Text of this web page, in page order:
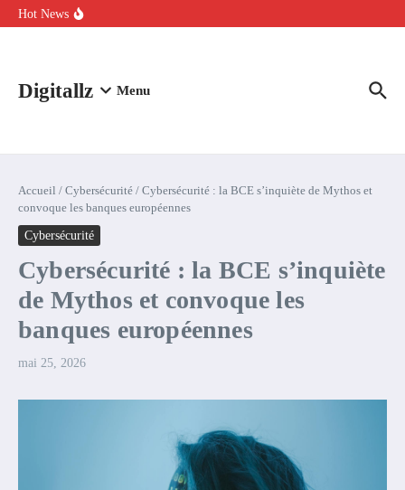
Aller au contenu
Hot News
Comment l’IA simplifie la data de caisse pour la transformer en
Digitallz Menu
Accueil / Cybersécurité / Cybersécurité : la BCE s’inquiète de Mythos et
convoque les banques européennes
Cybersécurité
Cybersécurité : la BCE s’inquiète
de Mythos et convoque les
banques européennes
mai 25, 2026